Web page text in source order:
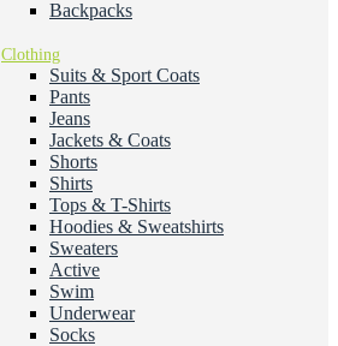
Backpacks
Clothing
Suits & Sport Coats
Pants
Jeans
Jackets & Coats
Shorts
Shirts
Tops & T-Shirts
Hoodies & Sweatshirts
Sweaters
Active
Swim
Underwear
Socks